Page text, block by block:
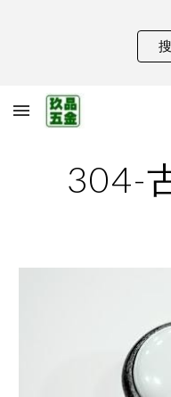
Skip to main content
304-